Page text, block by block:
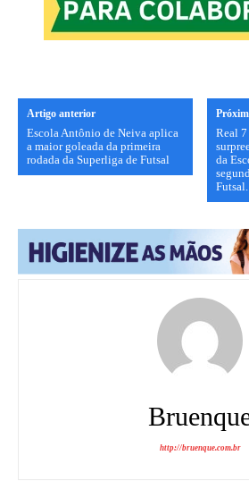
Artigo anterior
Escola Antônio de Neiva aplica
a maior goleada da primeira
rodada da Superliga de Futsal
Real
da
Futsal.
http://bruenque.com.br